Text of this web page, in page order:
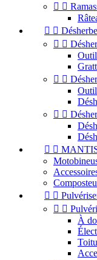
 
 
 
 
 
 
 
 
À